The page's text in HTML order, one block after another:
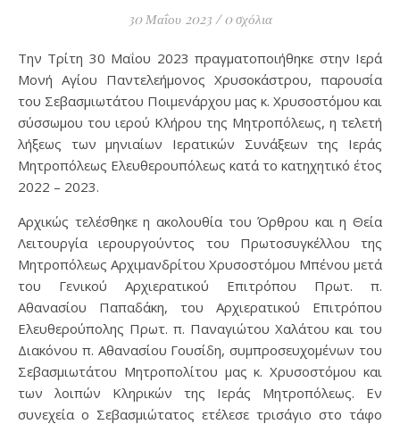
30 Μαΐου 2023 / 0 σχόλια
Την Τρίτη 30 Μαΐου 2023 πραγματοποιήθηκε στην Ιερά
Μονή Αγίου Παντελεήμονος Χρυσοκάστρου, παρουσία
του Σεβασμιωτάτου Ποιμενάρχου μας κ. Χρυσοστόμου και
σύσσωμου του ιερού Κλήρου της Μητροπόλεως, η τελετή
λήξεως των μηνιαίων Ιερατικών Συνάξεων της Ιεράς
Μητροπόλεως Ελευθερουπόλεως κατά το κατηχητικό έτος
2022 – 2023.
Αρχικώς τελέσθηκε η ακολουθία του Όρθρου και η Θεία
Λειτουργία ιερουργούντος του Πρωτοσυγκέλλου της
Μητροπόλεως Αρχιμανδρίτου Χρυσοστόμου Μπένου μετά
του Γενικού Αρχιερατικού Επιτρόπου Πρωτ. π.
Αθανασίου Παπαδάκη, του Αρχιερατικού Επιτρόπου
Ελευθερούπολης Πρωτ. π. Παναγιώτου Χαλάτου και του
Διακόνου π. Αθανασίου Γουσίδη, συμπροσευχομένων του
Σεβασμιωτάτου Μητροπολίτου μας κ. Χρυσοστόμου και
των λοιπών Κληρικών της Ιεράς Μητροπόλεως. Εν
συνεχεία ο Σεβασμιώτατος ετέλεσε τρισάγιο στο τάφο